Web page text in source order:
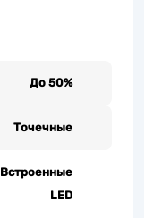
До 50%
Точечные
Встроенные
LED